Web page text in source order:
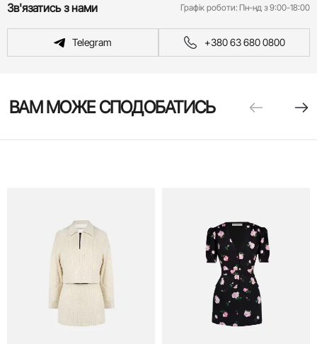
Зв'язатись з нами Графік роботи: Пн-нд з 9:00-18:00
Telegram +380 63 680 0800
ВАМ МОЖЕ СПОДОБАТИСЬ